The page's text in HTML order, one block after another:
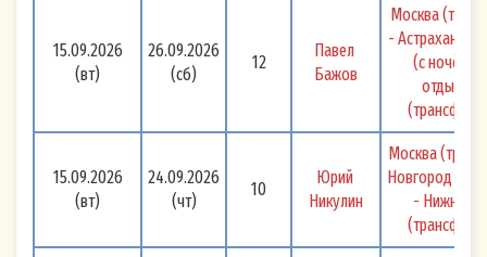
15.09.2026
(вт)
26.09.2026
(сб)
12
Павел
Бажов
Москва
- Астрахань +
(с
отдыха)
15.09.2026
(вт)
24.09.2026
(чт)
10
Юрий
Никулин
Москва
Новгород -
- Нижний